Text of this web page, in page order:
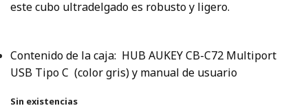
este cubo ultradelgado es robusto y ligero.
Contenido de la caja: HUB AUKEY CB-C72 Multiport
USB Tipo C (color gris) y manual de usuario
Sin existencias